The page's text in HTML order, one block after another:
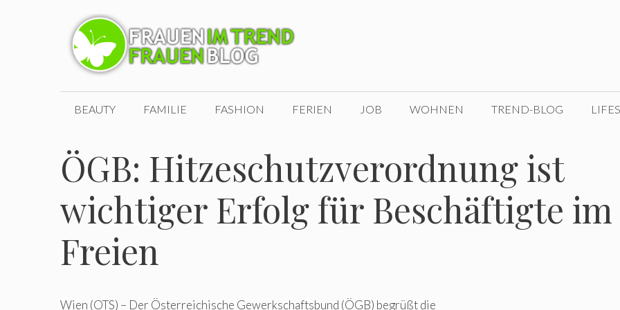
BEAUTY FAMILIE FASHION FERIEN JOB WOHNEN TREND-BLOG
ÖGB: Hitzeschutzverordnung ist
wichtiger Erfolg für Beschäftigte im
Freien
Wien (OTS) – Der Österreichische Gewerkschaftsbund (ÖGB) begrüßt die